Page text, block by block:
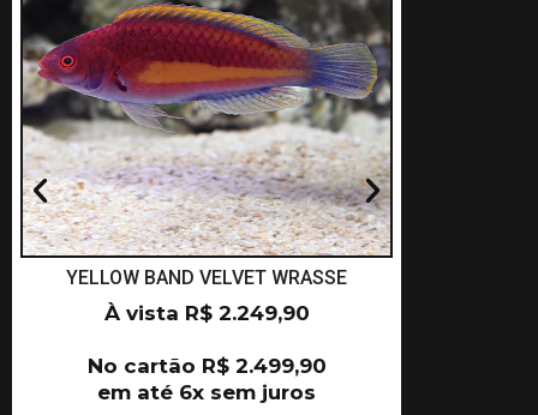
YELLOW BAND VELVET WRASSE
À vista R$2.249,90
No cartão R$2.499,90
em até 6x sem juros